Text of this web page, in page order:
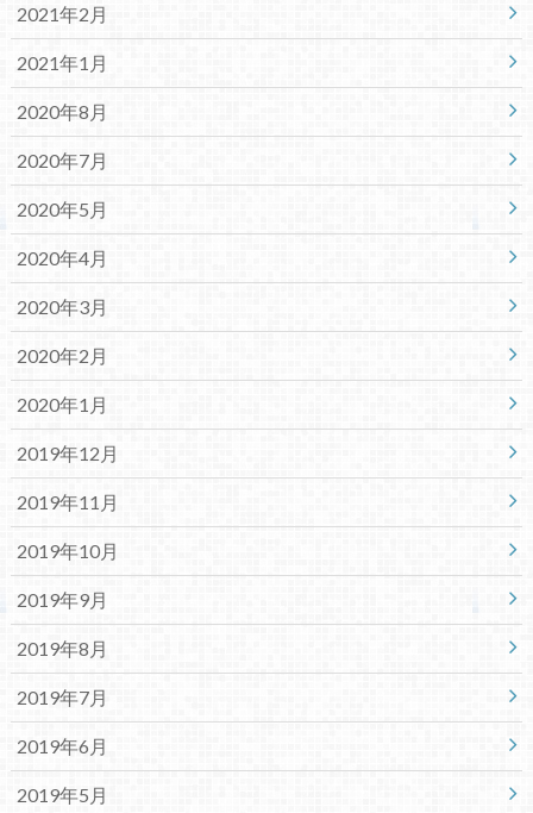
2021年2月
2021年1月
2020年8月
2020年7月
2020年5月
2020年4月
2020年3月
2020年2月
2020年1月
2019年12月
2019年11月
2019年10月
2019年9月
2019年8月
2019年7月
2019年6月
2019年5月